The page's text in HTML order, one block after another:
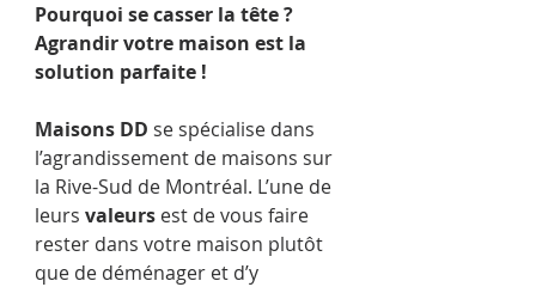
Pourquoi se casser la tête ?
Agrandir votre maison est la
solution parfaite !
Maisons DD se spécialise dans
l’agrandissement de maisons sur
la Rive-Sud de Montréal. L’une de
leurs valeurs est de vous faire
rester dans votre maison plutôt
que de déménager et d’y